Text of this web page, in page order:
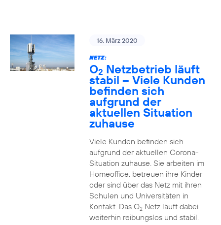
16. März 2020
NETZ:
O2 Netzbetrieb läuft
stabil – Viele Kunden
befinden sich
aufgrund der
aktuellen Situation
zuhause
Viele Kunden befinden sich
aufgrund der aktuellen Corona-
Situation zuhause. Sie arbeiten im
Homeoffice, betreuen ihre Kinder
oder sind über das Netz mit ihren
Schulen und Universitäten in
Kontakt. Das O2Netz läuft dabei
weiterhin reibungslos und stabil.